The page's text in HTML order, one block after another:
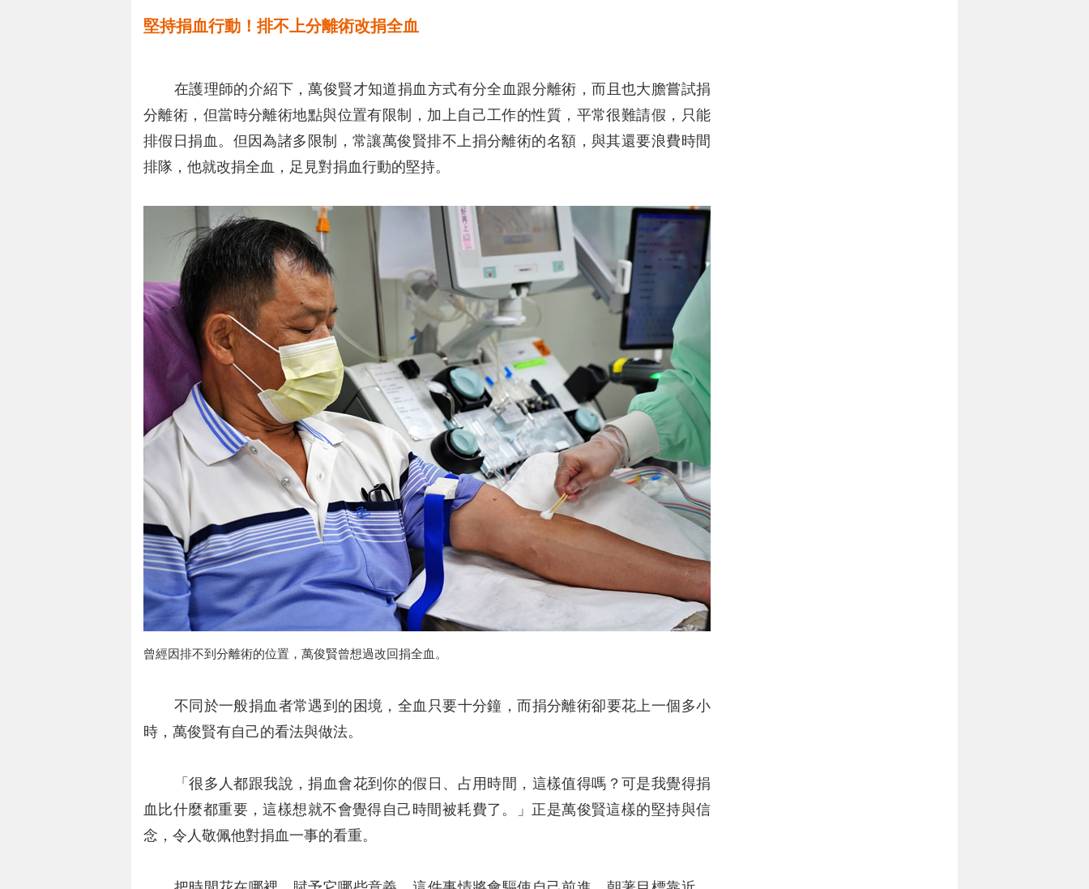
堅持捐血行動！排不上分離術改捐全血
在護理師的介紹下，萬俊賢才知道捐血方式有分全血跟分離術，而且也大膽嘗試捐
分離術，但當時分離術地點與位置有限制，加上自己工作的性質，平常很難請假，只能
排假日捐血。但因為諸多限制，常讓萬俊賢排不上捐分離術的名額，與其還要浪費時間
排隊，他就改捐全血，足見對捐血行動的堅持。
曾經因排不到分離術的位置，萬俊賢曾想過改回捐全血。
不同於一般捐血者常遇到的困境，全血只要十分鐘，而捐分離術卻要花上一個多小
時，萬俊賢有自己的看法與做法。
「很多人都跟我說，捐血會花到你的假日、占用時間，這樣值得嗎？可是我覺得捐
血比什麼都重要，這樣想就不會覺得自己時間被耗費了。」正是萬俊賢這樣的堅持與信
念，令人敬佩他對捐血一事的看重。